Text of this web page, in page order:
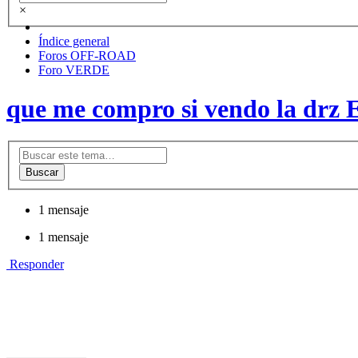
×
Índice general
Foros OFF-ROAD
Foro VERDE
que me compro si vendo la drz
Buscar
1 mensaje
1 mensaje
Responder